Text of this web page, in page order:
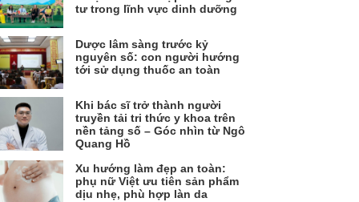
tư trong lĩnh vực dinh dưỡng
Dược lâm sàng trước kỷ
nguyên số: con người hướng
tới sử dụng thuốc an toàn
Khi bác sĩ trở thành người
truyền tải tri thức y khoa trên
nền tảng số – Góc nhìn từ Ngô
Quang Hồ
Xu hướng làm đẹp an toàn:
phụ nữ Việt ưu tiên sản phẩm
dịu nhẹ, phù hợp làn da